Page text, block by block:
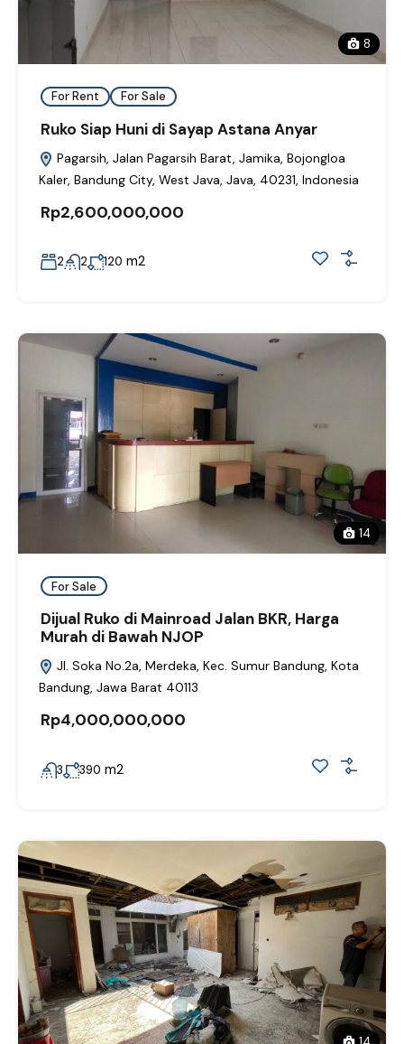
8
For Rent For Sale
Ruko Siap Huni di Sayap Astana Anyar
Pagarsih, Jalan Pagarsih Barat, Jamika, Bojongloa
Kaler, Bandung City, West Java, Java, 40231, Indonesia
Rp2,600,000,000
2 2 120 m2
14
For Sale
Dijual Ruko di Mainroad Jalan BKR, Harga
Murah di Bawah NJOP
Jl. Soka No.2a, Merdeka, Kec. Sumur Bandung, Kota
Bandung, Jawa Barat 40113
Rp4,000,000,000
3 390 m2